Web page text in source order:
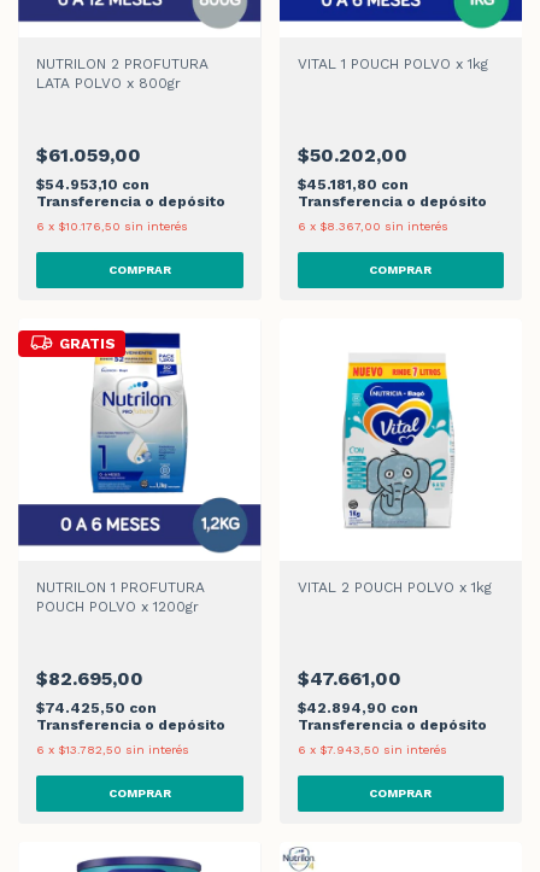
NUTRILON 2 PROFUTURA
LATA POLVO x 800gr
$61.059,00
$54.953,10 con
Transferencia o depósito
6 x $10.176,50 sin interés
VITAL 1 POUCH POLVO x 1kg
$50.202,00
$45.181,80 con
Transferencia o depósito
6 x $8.367,00 sin interés
GRATIS
NUTRILON 1 PROFUTURA
POUCH POLVO x 1200gr
$82.695,00
$74.425,50 con
Transferencia o depósito
6 x $13.782,50 sin interés
VITAL 2 POUCH POLVO x 1kg
$47.661,00
$42.894,90 con
Transferencia o depósito
6 x $7.943,50 sin interés